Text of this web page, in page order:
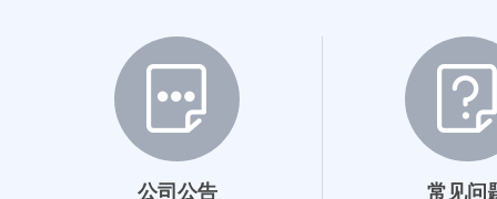
公司公告 常见问